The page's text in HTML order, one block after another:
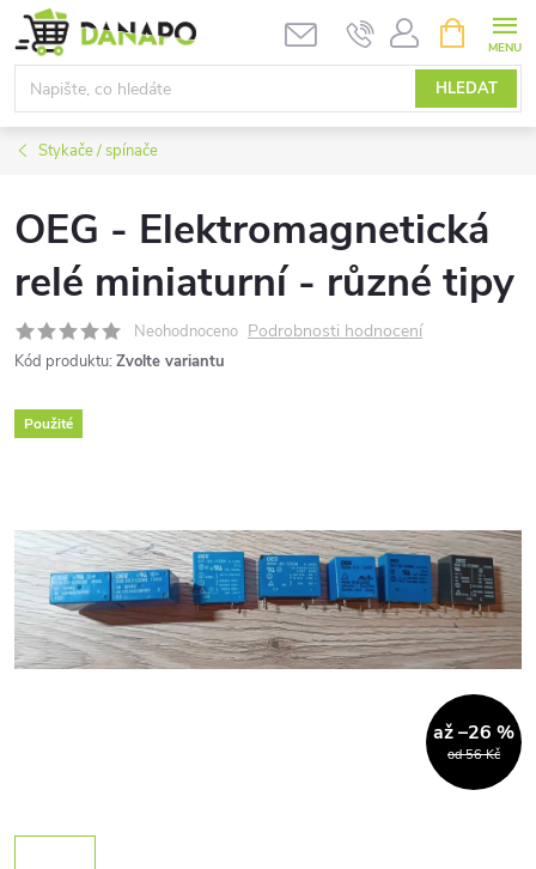
Přejít
na
obsah
HLEDAT
NÁKUPNÍ
KOŠÍK
Stykače / spínače
OEG - Elektromagnetická
relé miniaturní - různé tipy
Neohodnoceno Podrobnosti hodnocení
Kód produktu: Zvolte variantu
Použité
od 56 Kč
až –26 %